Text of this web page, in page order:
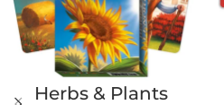
Herbs & Plants